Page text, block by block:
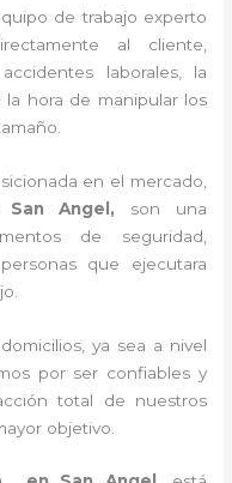
de trabajo experto
al cliente,
laborales, la
hora de manipular los
en el mercado,
Angel, son una
de seguridad,
que ejecutara
ya sea a nivel
por ser confiables y
total de nuestros
objetivo.